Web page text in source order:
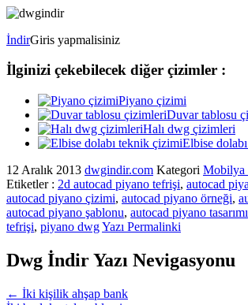
İndirGiris yapmalisiniz
İlginizi çekebilecek diğer çizimler :
Piyano çizimi
Duvar tablosu
Halı dwg çizimleri
Elbise
12 Aralık 2013 dwgindir.com Kategori Mobilya
Etiketler : 2d autocad piyano tefrişi, autocad
autocad piyano çizimi, autocad piyano örneği,
autocad piyano şablonu, autocad piyano tasarımı
tefrişi, piyano dwgYazı Permalinki
Dwg İndir Yazı Nevigasyonu
← İki kişilik ahşap bank